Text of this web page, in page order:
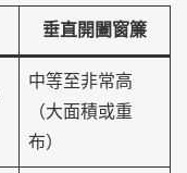
垂直開闔窗簾
中等至非常高
（大面積或重
布）